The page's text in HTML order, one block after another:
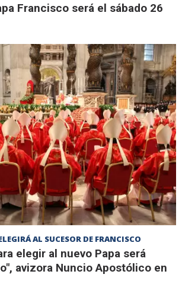
Francisco será el sábado 26
AL SUCESOR DE FRANCISCO
elegir al nuevo Papa será
avizora Nuncio Apostólico en